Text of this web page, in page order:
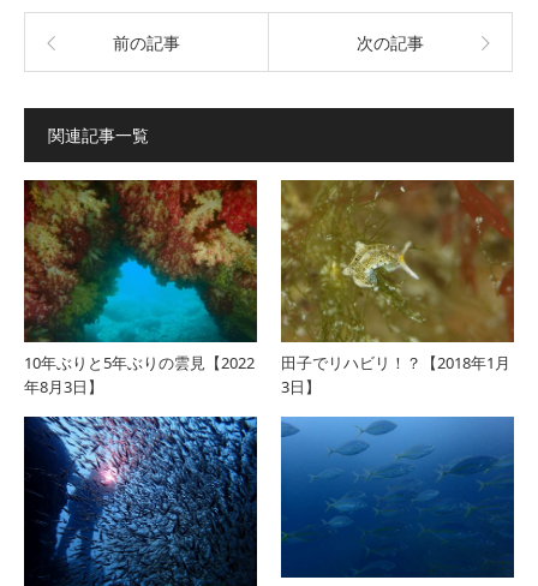
前の記事 次の記事
関連記事一覧
10年ぶりと5年ぶりの雲見【2022
年8月3日】
田子でリハビリ！？【2018年1月
3日】